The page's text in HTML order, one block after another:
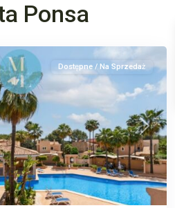
Ponsa
Dostępne / Na Sprzedaż